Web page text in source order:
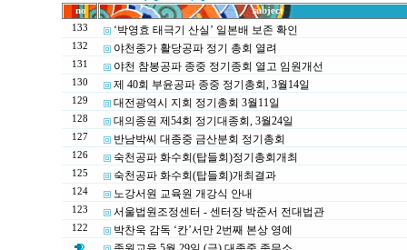
no
subject
133
‘박영효 태극기 산실’ 일본배 보존 확인
132 야천종가 활당공파 정기 총회 열려
131 야천 참봉공파 종중 정기종회 열고 임원개선
130 제 40회 부윤공파 종중 정기총회, 3월14일
129 대전광역시 지회 정기총회 3월11일
128 대의종원 제54회 정기대종회, 3월24일
127 반남박씨 대종중 금산분회 정기총회
126 숙천공파 화수회(탑들회)정기총회개최
125 숙천공파 화수회(탑들회)개최결과
124 노강서원 교육원 개강식 안내
123 서울법원조정센터 - 센터장 박준서 전대법관
122
박찬욱 감독 ‘칸’서만 2번째 본상 영예